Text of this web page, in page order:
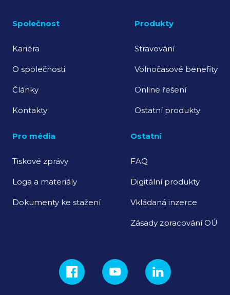
Společnost
Kariéra
O společnosti
Články
Kontakty
Produkty
Stravování
Volnočasové benefity
Online řešení
Ostatní produkty
Pro média
Tiskové zprávy
Loga a materiály
Dokumenty ke stažení
Ostatní
FAQ
Digitální produkty
Vkládaná inzerce
Zásady zpracování OÚ